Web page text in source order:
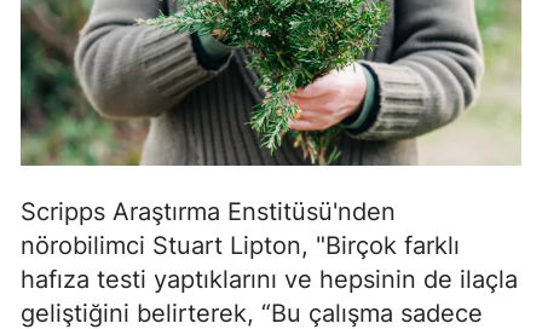
Scripps Araştırma Enstitüsü'nden
nörobilimci Stuart Lipton, "Birçok farklı
hafıza testi yaptıklarını ve hepsinin de ilaçla
geliştiğini belirterek, “Bu çalışma sadece